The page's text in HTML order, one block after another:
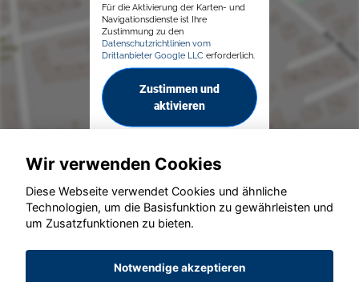
Für die Aktivierung der Karten- und
Navigationsdienste ist Ihre
Zustimmung zu den
Datenschutzrichtlinien vom
Drittanbieter Google LLC erforderlich.
Zustimmen und
aktivieren
© konjunkturmotor.de GmbH 2020 - 2026
Wir verwenden Cookies
Diese Webseite verwendet Cookies und ähnliche
Technologien, um die Basisfunktion zu gewährleisten und
um Zusatzfunktionen zu bieten.
Notwendige akzeptieren